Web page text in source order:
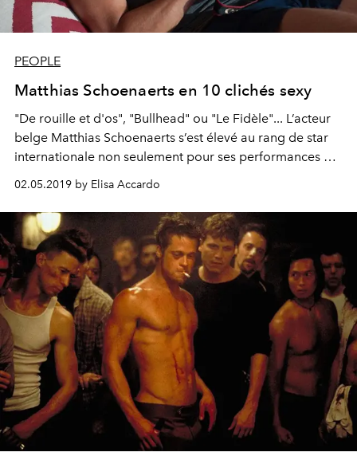
PEOPLE
Matthias Schoenaerts en 10 clichés sexy
"De rouille et d'os", "Bullhead" ou "Le Fidèle"... L’acteur
belge Matthias Schoenaerts s’est élevé au rang de star
internationale non seulement pour ses performances à
l'écran mais également pour son charisme indéniable.
La preuve par 10.
02.05.2019 by Elisa Accardo